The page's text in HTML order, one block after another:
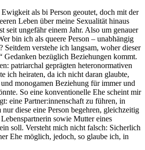
als bi Person geoutet, doch mit der
Leben über meine Sexualität hinaus
seit ungefähr einem Jahr. Also um genauer
bin ich als queere Person – unabhängig
Seitdem verstehe ich langsam, woher dieser
Gedanken bezüglich Beziehungen kommt.
patriarchal geprägten heteronormativen
ich heiraten, da ich nicht daran glaubte,
monogamen Beziehung für immer und
So eine konventionelle Ehe scheint mir
eine Partner:innenschaft zu führen, in
diese eine Person begehren, gleichzeitig
sowie Mutter eines
soll. Versteht mich nicht falsch: Sicherlich
Ehe möglich, jedoch, so glaube ich, in